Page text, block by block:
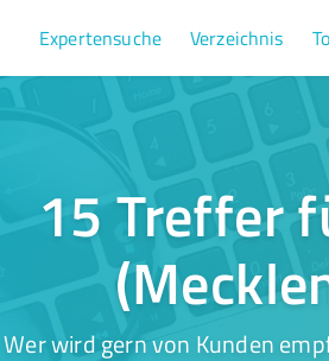
Expertensuche Verzeichnis
15 Treffer
Wer wird gern von Kunden